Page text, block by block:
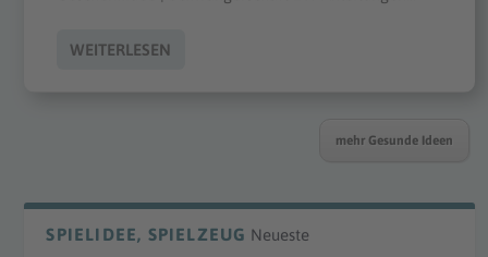
WEITERLESEN
mehr Gesunde Ideen
SPIELIDEE, SPIELZEUG Neueste